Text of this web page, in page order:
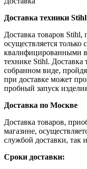
Доставка техники Stihl
Доставка товаров
осуществляется только
квалифицированными
технике Stihl. Доставка
собранном виде,
при доставке может
пробный запуск
Доставка по Москве
Доставка товаров,
магазине,
службой доставки, так
Сроки доставки: